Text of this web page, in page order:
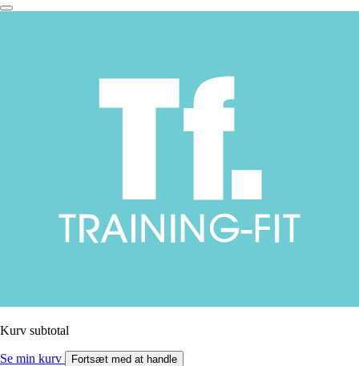
Kurv subtotal
Se min kurv Fortsæt med at handle